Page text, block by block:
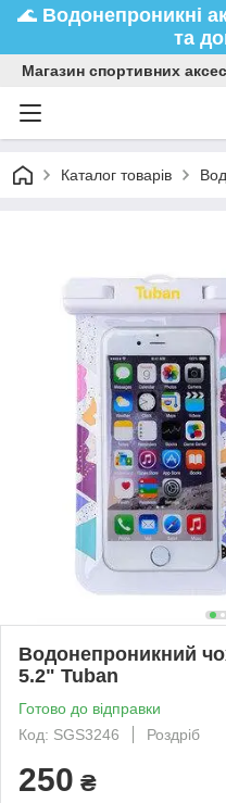
🌊 Водонепроникні
та
Магазин спортивних
Каталог товарів
Водонепроникний
5.2" Tuban
Готово до відправки
Код: SGS3246
Роздріб
250 ₴